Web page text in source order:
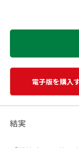
電子版を購入
結実